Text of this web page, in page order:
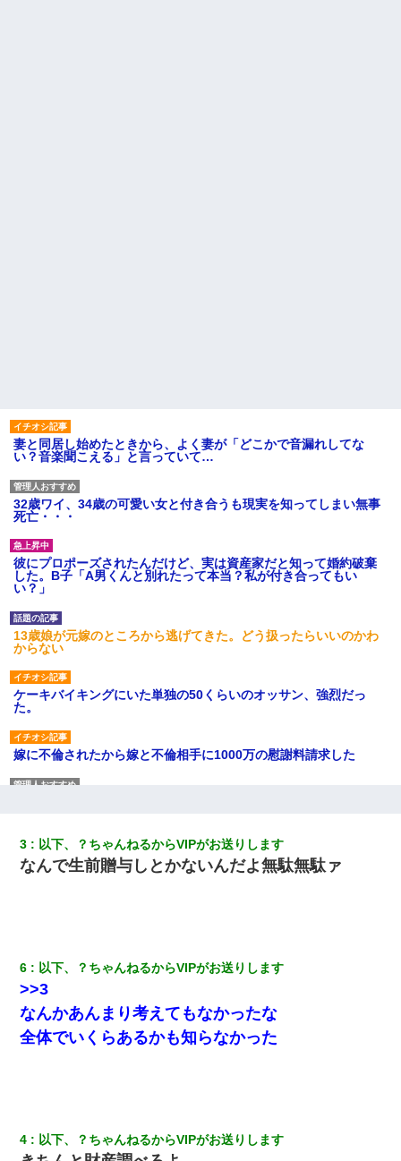
妻と同居し始めたときから、よく妻が「どこかで音漏れしてな
い？音楽聞こえる」と言っていて…
32歳ワイ、34歳の可愛い女と付き合うも現実を知ってしまい無事
死亡・・・
彼にプロポーズされたんだけど、実は資産家だと知って婚約破棄
した。B子「A男くんと別れたって本当？私が付き合ってもい
い？」
13歳娘が元嫁のところから逃げてきた。どう扱ったらいいのかわ
からない
ケーキバイキングにいた単独の50くらいのオッサン、強烈だっ
た。
嫁に不倫されたから嫁と不倫相手に1000万の慰謝料請求した
３２歳俺「ずっと好きでした！！付き合って下さい！」 ２５歳
「…」
朝起きたら嫁がいなかった。俺（嫁も嫁実家も電話に出ない…不
安だ）→ 仕事を早退して帰宅すると、嫁と嫁両親と知らない男が
２人・・・
出張中の旦那から『フリンしやがって、このクズ』と電話が。私
「本当に家まで来たの？証拠は？」旦那「俺の言葉が信じられな
3 以下、？ちゃんねるからVIPがお送りします
なんで生前贈与しとかないんだよ無駄無駄ァ
6 以下、？ちゃんねるからVIPがお送りします
>>3
なんかあんまり考えてもなかったな
全体でいくらあるかも知らなかった
4 以下、？ちゃんねるからVIPがお送りします